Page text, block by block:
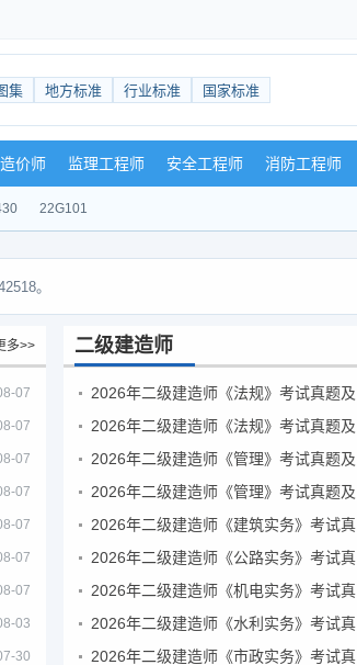
集 地方标准 行业标准 国家标准
价师 监理工程师 安全工程师 消防工程师
22G101
。
多>>
07
07
07
07
07
07
07
03
30
二级建造师